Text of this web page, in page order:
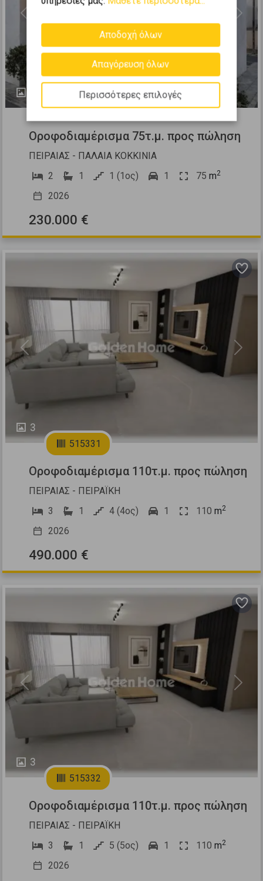
Previous Next
514879
Οροφοδιαμέρισμα 75τ.μ. προς πώληση
ΠΕΙΡΑΙΑΣ - ΠΑΛΑΙΑ ΚΟΚΚΙΝΙΑ
2
1 1 (1ος) 1 75 m2
2026
230.000 €
3
Previous Next
515331
Οροφοδιαμέρισμα 110τ.μ. προς πώληση
ΠΕΙΡΑΙΑΣ - ΠΕΙΡΑΪΚΗ
3
1 4 (4ος) 1 110 m2
2026
490.000 €
3
Previous Next
515332
Οροφοδιαμέρισμα 110τ.μ. προς πώληση
ΠΕΙΡΑΙΑΣ - ΠΕΙΡΑΪΚΗ
3
1 5 (5ος) 1 110 m2
2026
Αποδοχή όλων
Απαγόρευση όλων
Περισσότερες επιλογές